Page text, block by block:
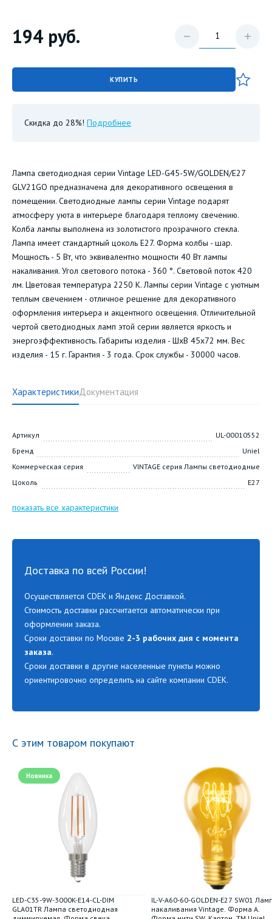
194 руб.
КУПИТЬ
Скидка до 28%! Подробнее
Лампа светодиодная серии Vintage LED-G45-5W/GOLDEN/E27
GLV21GO предназначена для декоративного освещения в
помещении. Светодиодные лампы серии Vintage подарят
атмосферу уюта в интерьере благодаря теплому свечению.
Колба лампы выполнена из золотистого прозрачного стекла.
Лампа имеет стандартный цоколь Е27. Форма колбы - шар.
Мощность - 5 Вт, что эквивалентно мощности 40 Вт лампы
накаливания. Угол светового потока - 360 °. Световой поток 420
лм. Цветовая температура 2250 К. Лампы серии Vintage с уютным
теплым свечением - отличное решение для декоративного
оформления интерьера и акцентного освещения. Отличительной
чертой светодиодных ламп этой серии является яркость и
энергоэффективность. Габариты изделия - ШхВ 45х72 мм. Вес
изделия - 15 г. Гарантия - 3 года. Срок службы - 30000 часов.
ХарактеристикиДокументация
Артикул
UL-00010552
Бренд
Uniel
Коммерческая серия
VINTAGE серия Лампы светодиодные
Цоколь
E27
показать все характеристики
Доставка по всей России!
Осуществляется CDEK и Яндекс Доставкой.
Стоимость доставки рассчитается автоматически при
оформлении заказа.
Сроки доставки по Москве 2-3 рабочих дня с момента
заказа.
Сроки доставки в другие населенные пункты можно
ориентировочно определить на сайте компании CDEK.
С этим товаром покупают
Новинка
LED-C35-9W-3000K-E14-CL-DIM
GLA01TR Лампа светодиодная
IL-V-A60-60-GOLDEN-E27 SW01
накаливания Vintage. Форма A.